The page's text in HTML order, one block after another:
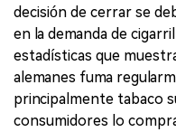
decisión de cerrar se
en la demanda de
estadísticas que
alemanes fuma
principalmente tabaco
consumidores lo